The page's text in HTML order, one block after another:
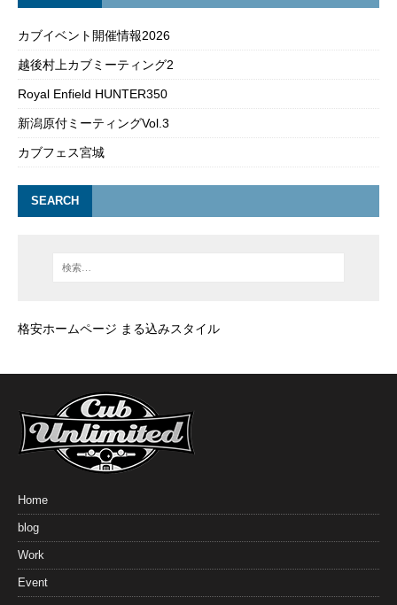
カブイベント開催情報2026
越後村上カブミーティング2
Royal Enfield HUNTER350
新潟原付ミーティングVol.3
カブフェス宮城
SEARCH
格安ホームページ まる込みスタイル
Home
blog
Work
Event